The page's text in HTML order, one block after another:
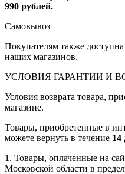
990 рублей.
Самовывоз
Покупателям также
наших магазинов.
УСЛОВИЯ ГАРАНТИИ И
Условия возврата товара,
магазине.
Товары, приобретенные в
можете вернуть в течение 14
1. Товары, оплаченные на
Московской области в